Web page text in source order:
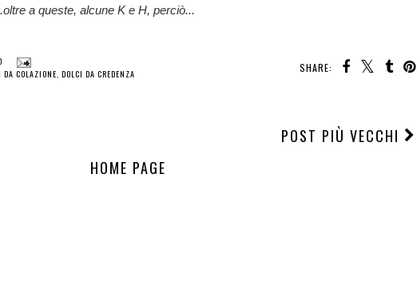
a queste, alcune K e H, perciò...
SHARE:
DA COLAZIONE DOLCI DA CREDENZA
POST PIÙ VECCHI
HOME PAGE